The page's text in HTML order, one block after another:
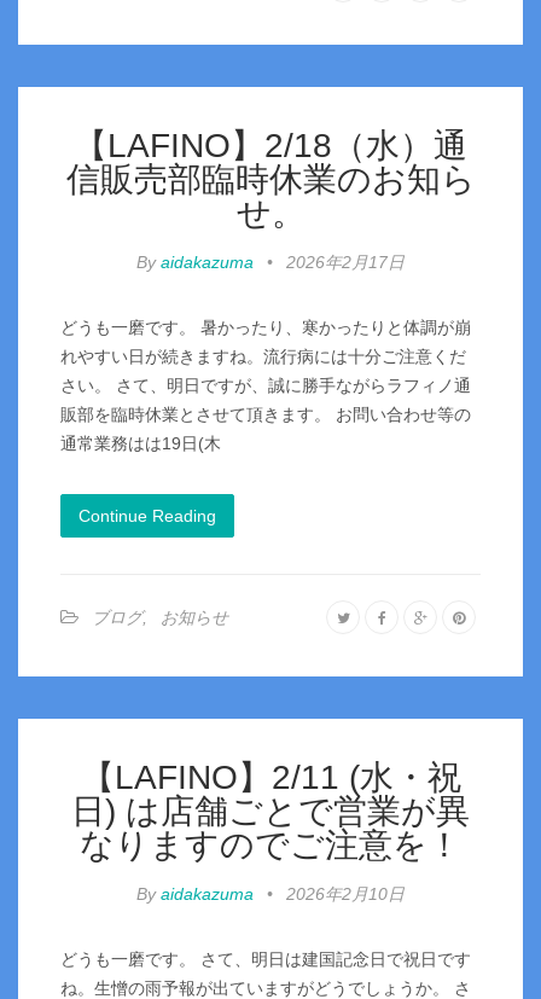
【LAFINO】2/18（水）通
信販売部臨時休業のお知ら
せ。
Byaidakazuma • 2026年2月17日
どうも一磨です。 暑かったり、寒かったりと体調が崩
れやすい日が続きますね。流行病には十分ご注意くだ
さい。 さて、明日ですが、誠に勝手ながらラフィノ通
販部を臨時休業とさせて頂きます。 お問い合わせ等の
通常業務はは19日(木
Continue Reading
ブログ, お知らせ
【LAFINO】2/11 (水・祝
日) は店舗ごとで営業が異
なりますのでご注意を！
Byaidakazuma • 2026年2月10日
どうも一磨です。 さて、明日は建国記念日で祝日です
ね。生憎の雨予報が出ていますがどうでしょうか。 さ